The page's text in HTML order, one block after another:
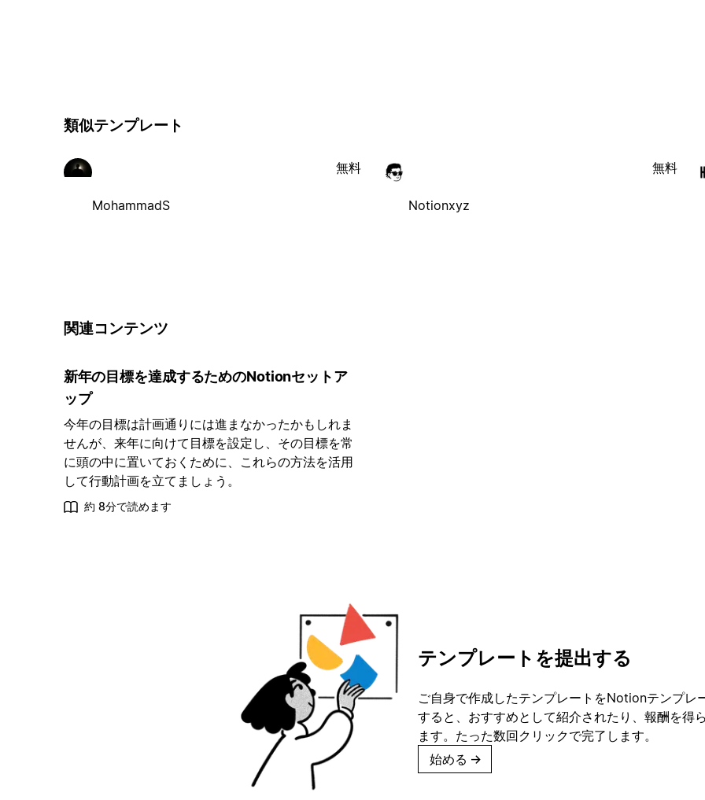
類似テンプレート
MohammadS
無料
Notionxyz
無料
関連コンテンツ
新年の目標を達成するためのNotionセットア
ップ
今年の目標は計画通りには進まなかったかもしれま
せんが、来年に向けて目標を設定し、その目標を常
に頭の中に置いておくために、これらの方法を活用
して行動計画を立てましょう。
約 8分で読めます
テンプレートを提出する
ご自身で作成したテンプレートをNotionテンプレ
すると、おすすめとして紹介されたり、報酬を得
ます。たった数回クリックで完了します。
始める →